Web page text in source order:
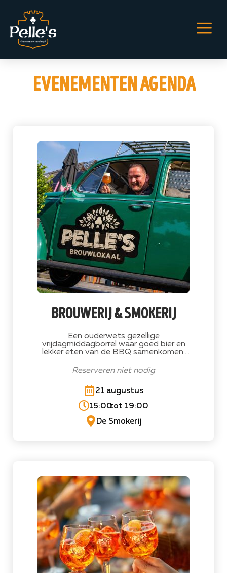
evenementen agenda
brouwerij & smokerij
Een ouderwets gezellige
vrijdagmiddagborrel waar goed bier en
lekker eten van de BBQ samenkomen.
Op vrijdag 21 & 28 augustus 4, 11 en 18
Reserveren niet nodig
21 augustus
15:00tot 19:00
De Smokerij